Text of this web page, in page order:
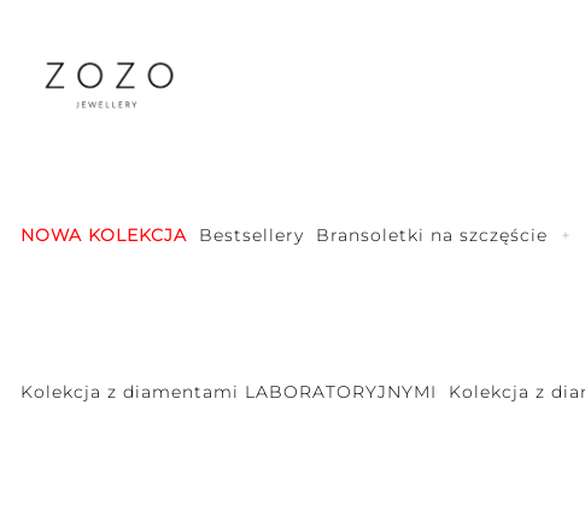
NOWA KOLEKCJA Bestsellery Bransoletki na szczęście
Kolekcja z diamentami LABORATORYJNYMI Kolekcja z